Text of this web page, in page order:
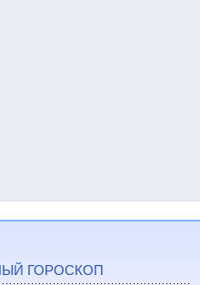
ГОРОСКОП